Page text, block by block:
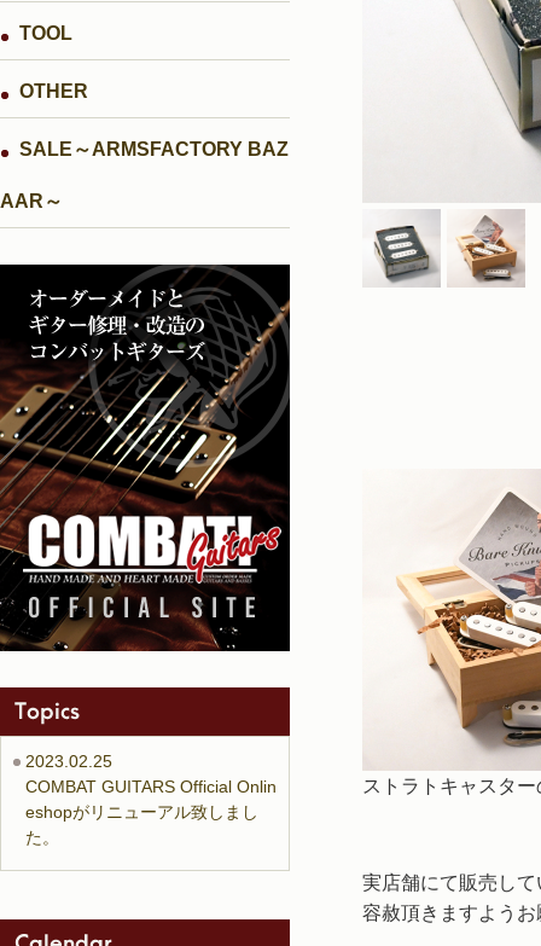
ストラトキャスタ
実店舗にて販売し
容赦頂きますよう
TOOL
OTHER
SALE～ARMSFACTORY BAZ
AAR～
2023.02.25
COMBAT GUITARS Official Onlin
eshopがリニューアル致しまし
た。